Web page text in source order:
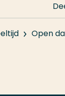
Open